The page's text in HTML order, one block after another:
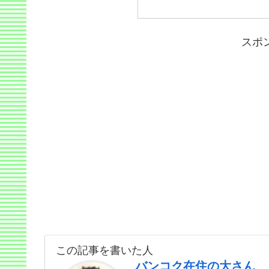
スポ
この記事を書いた人
バンコク在住の大さん